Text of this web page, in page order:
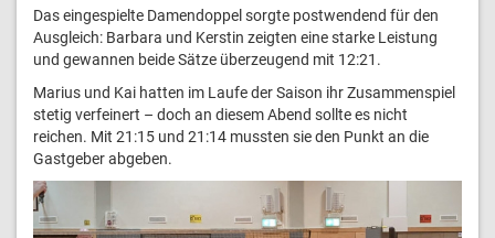
Das eingespielte Damendoppel sorgte postwendend für den
Ausgleich: Barbara und Kerstin zeigten eine starke Leistung
und gewannen beide Sätze überzeugend mit 12:21.
Marius und Kai hatten im Laufe der Saison ihr Zusammenspiel
stetig verfeinert – doch an diesem Abend sollte es nicht
reichen. Mit 21:15 und 21:14 mussten sie den Punkt an die
Gastgeber abgeben.